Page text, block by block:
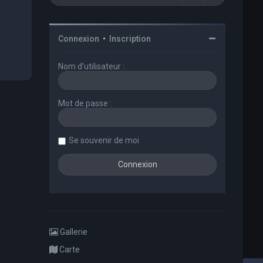
Connexion • Inscription
Nom d’utilisateur :
Mot de passe :
Se souvenir de moi
Gallerie
Carte